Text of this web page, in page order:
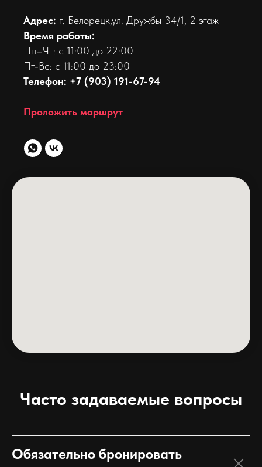
Адрес: г. Белорецк,ул. Дружбы 34/1, 2 этаж
Время работы:
Пн–Чт: с 11:00 до 22:00
Пт-Вс: с 11:00 до 23:00
Телефон: +7 (903) 191-67-94
Проложить маршрут
Часто задаваемые вопросы
Обязательно бронировать